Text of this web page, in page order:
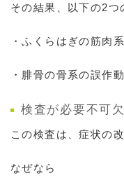
その結果、以下の2つ
・ふくらはぎの筋肉
・腓骨の骨系の誤作動
検査が必要不可
この検査は、症状の
なぜなら